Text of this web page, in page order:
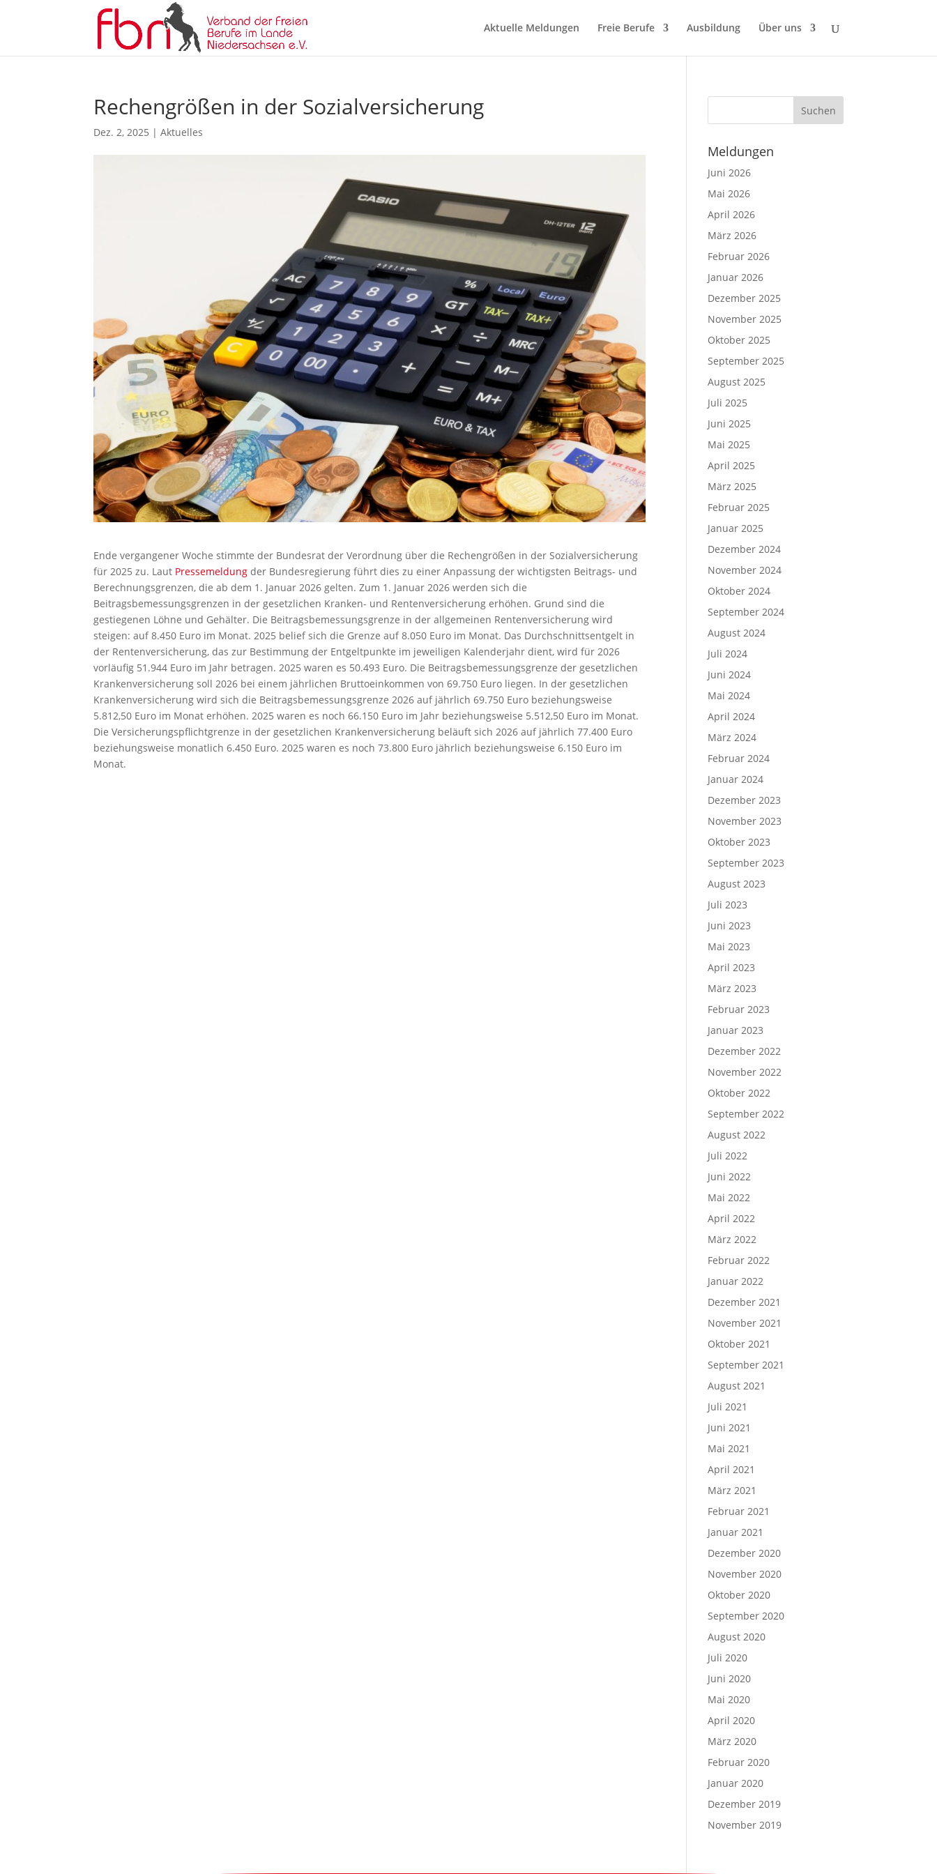
Aktuelle Meldungen Freie Berufe Ausbildung Über uns
Rechengrößen in der Sozialversicherung
Dez. 2, 2025 |Aktuelles
Ende vergangener Woche stimmte der Bundesrat der Verordnung über die Rechengrößen in der Sozialversicherung
für 2025 zu. Laut Pressemeldung der Bundesregierung führt dies zu einer Anpassung der wichtigsten Beitrags- und
Berechnungsgrenzen, die ab dem 1. Januar 2026 gelten. Zum 1. Januar 2026 werden sich die
Beitragsbemessungsgrenzen in der gesetzlichen Kranken- und Rentenversicherung erhöhen. Grund sind die
gestiegenen Löhne und Gehälter. Die Beitragsbemessungsgrenze in der allgemeinen Rentenversicherung wird
steigen: auf 8.450 Euro im Monat. 2025 belief sich die Grenze auf 8.050 Euro im Monat. Das Durchschnittsentgelt in
der Rentenversicherung, das zur Bestimmung der Entgeltpunkte im jeweiligen Kalenderjahr dient, wird für 2026
vorläufig 51.944 Euro im Jahr betragen. 2025 waren es 50.493 Euro. Die Beitragsbemessungsgrenze der gesetzlichen
Krankenversicherung soll 2026 bei einem jährlichen Bruttoeinkommen von 69.750 Euro liegen. In der gesetzlichen
Krankenversicherung wird sich die Beitragsbemessungsgrenze 2026 auf jährlich 69.750 Euro beziehungsweise
5.812,50 Euro im Monat erhöhen. 2025 waren es noch 66.150 Euro im Jahr beziehungsweise 5.512,50 Euro im Monat.
Die Versicherungspflichtgrenze in der gesetzlichen Krankenversicherung beläuft sich 2026 auf jährlich 77.400 Euro
beziehungsweise monatlich 6.450 Euro. 2025 waren es noch 73.800 Euro jährlich beziehungsweise 6.150 Euro im
Monat.
Meldungen
Juni 2026
Mai 2026
April 2026
März 2026
Februar 2026
Januar 2026
Dezember 2025
November 2025
Oktober 2025
September 2025
August 2025
Juli 2025
Juni 2025
Mai 2025
April 2025
März 2025
Februar 2025
Januar 2025
Dezember 2024
November 2024
Oktober 2024
September 2024
August 2024
Juli 2024
Juni 2024
Mai 2024
April 2024
März 2024
Februar 2024
Januar 2024
Dezember 2023
November 2023
Oktober 2023
September 2023
August 2023
Juli 2023
Juni 2023
Mai 2023
April 2023
März 2023
Februar 2023
Januar 2023
Dezember 2022
November 2022
Oktober 2022
September 2022
August 2022
Juli 2022
Juni 2022
Mai 2022
April 2022
März 2022
Februar 2022
Januar 2022
Dezember 2021
November 2021
Oktober 2021
September 2021
August 2021
Juli 2021
Juni 2021
Mai 2021
April 2021
März 2021
Februar 2021
Januar 2021
Dezember 2020
November 2020
Oktober 2020
September 2020
August 2020
Juli 2020
Juni 2020
Mai 2020
April 2020
März 2020
Februar 2020
Januar 2020
Dezember 2019
November 2019